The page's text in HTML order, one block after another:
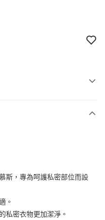
斯，專為呵護私密部位而設
。
私密衣物更加潔淨。